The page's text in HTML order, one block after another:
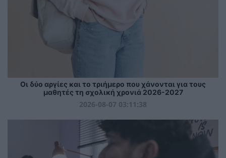
Οι δύο αργίες και το τριήμερο που χάνονται για τους
μαθητές τη σχολική χρονιά 2026-2027
2026-08-07 03:11:38